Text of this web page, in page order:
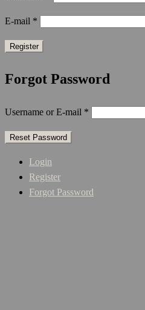
E-mail *
Forgot Password
Username or E-mail *
Login
Register
Forgot Password